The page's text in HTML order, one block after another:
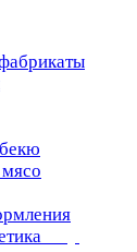
мясо